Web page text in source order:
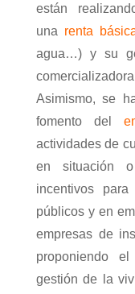
están
una renta
agua…) y su
Asimismo, se
fomento del
actividades de
en situación
incentivos
públicos y en
empresas de
proponiendo
gestión de la